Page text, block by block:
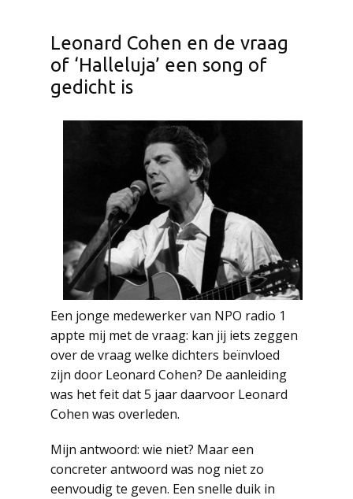
Leonard Cohen en de vraag
of ‘Halleluja’ een song of
gedicht is
Een jonge medewerker van NPO radio 1
appte mij met de vraag: kan jij iets zeggen
over de vraag welke dichters beïnvloed
zijn door Leonard Cohen? De aanleiding
was het feit dat 5 jaar daarvoor Leonard
Cohen was overleden.
Mijn antwoord: wie niet? Maar een
concreter antwoord was nog niet zo
eenvoudig te geven. Een snelle duik in